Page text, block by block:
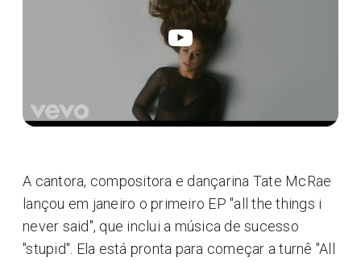
A cantora, compositora e dançarina Tate McRae
lançou em janeiro o primeiro EP "all the things i
never said", que inclui a música de sucesso
"stupid". Ela está pronta para começar a turnê "All